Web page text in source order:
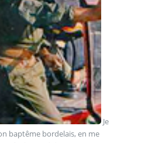
Je
baptême bordelais, en me